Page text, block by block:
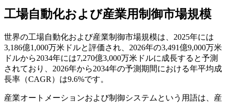
工場自動化および産業用制御市場規模
世界の工場自動化および産業制御市場規模は、2025年には
3,186億1,000万米ドルと評価され、2026年の3,491億9,000万米
ドルから2034年には7,270億3,000万米ドルに成長すると予測
されており、2026年から2034年の予測期間における年平均成
長率（CAGR）は9.6%です。
産業オートメーションおよび制御システムという用語は、産